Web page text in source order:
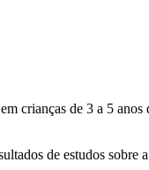
crianças de 3 a 5
de estudos sobre